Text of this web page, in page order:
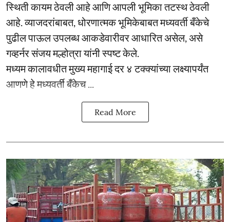
स्थिती कायम ठेवली आहे आणि आपली भूमिका तटस्थ ठेवली
आहे. व्याजदरांबाबत, धोरणात्मक भूमिकेबाबत मध्यवर्ती बँकेचे
पुढील पाऊल उपलब्ध आकडेवारीवर आधारित असेल, असे
गव्हर्नर संजय मल्होत्रा यांनी स्पष्ट केले.
मध्यम कालावधीत मुख्य महागाई दर ४ टक्क्यांच्या लक्ष्यापर्यंत
आणणे हे मध्यवर्ती बँकेच ...
Read More